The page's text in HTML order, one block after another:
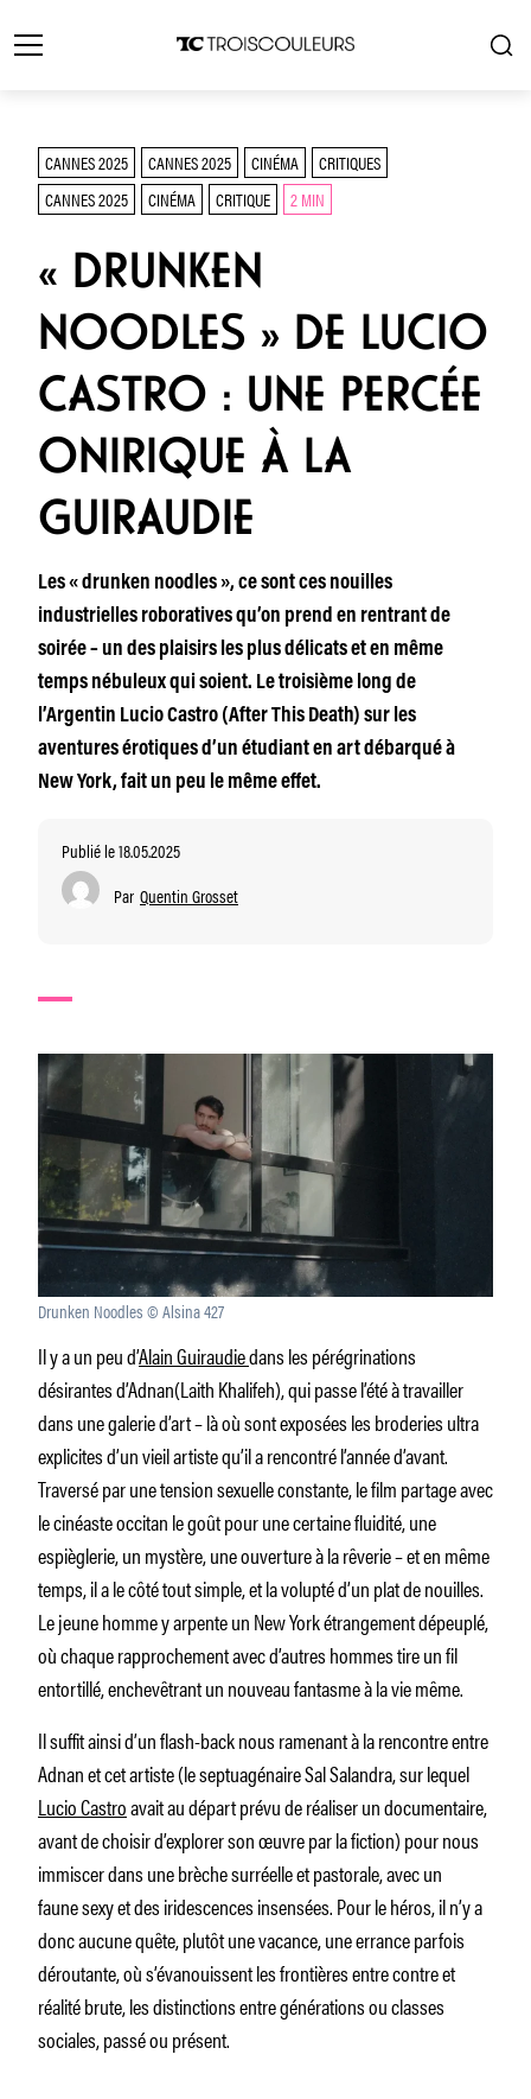
CANNES 2025 CANNES 2025 CINÉMA
CRITIQUES
CANNES 2025
CINÉMA CRITIQUE 2 MIN
« DRUNKEN
NOODLES » DE LUCIO
CASTRO : UNE PERCÉE
ONIRIQUE À LA
GUIRAUDIE
Les « drunken noodles », ce sont ces nouilles
industrielles roboratives qu’on prend en rentrant de
soirée – un des plaisirs les plus délicats et en même
temps nébuleux qui soient. Le troisième long de
l’Argentin Lucio Castro (After This Death) sur les
aventures érotiques d’un étudiant en art débarqué à
New York, fait un peu le même effet.
Publié le 18.05.2025
Par Quentin Grosset
Drunken Noodles © Alsina 427
Il y a un peu d’Alain Guiraudiedans les pérégrinations
désirantes d’Adnan(Laith Khalifeh), qui passe l’été à travailler
dans une galerie d’art – là où sont exposées les broderies ultra
explicites d’un vieil artiste qu’il a rencontré l’année d’avant.
Traversé par une tension sexuelle constante, le film partage avec
le cinéaste occitan le goût pour une certaine fluidité, une
espièglerie, un mystère, une ouverture à la rêverie – et en même
temps, il a le côté tout simple, et la volupté d’un plat de nouilles.
Le jeune homme y arpente un New York étrangement dépeuplé,
où chaque rapprochement avec d’autres hommes tire un fil
entortillé, enchevêtrant un nouveau fantasme à la vie même.
Il suffit ainsi d’un flash-back nous ramenant à la rencontre entre
Adnan et cet artiste (le septuagénaire Sal Salandra, sur lequel
Lucio Castroavait au départ prévu de réaliser un documentaire,
avant de choisir d’explorer son œuvre par la fiction) pour nous
immiscer dans une brèche surréelle et pastorale, avec un
faune sexy et des iridescences insensées. Pour le héros, il n’y a
donc aucune quête, plutôt une vacance, une errance parfois
déroutante, où s’évanouissent les frontières entre contre et
réalité brute, les distinctions entre générations ou classes
sociales, passé ou présent.